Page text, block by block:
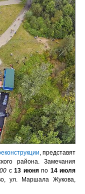
, представят
района. Замечания
с13 июняпо 14 июля
ул. Маршала Жукова,